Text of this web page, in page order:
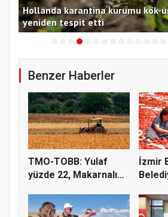
Hollanda karantina kurumu kök-
yeniden tespit etti
Benzer Haberler
TMO-TOBB: Yulaf
yüzde 22, Makarnalık
İzmir